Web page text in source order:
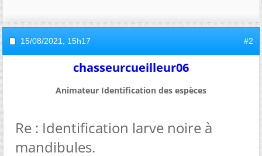
15/08/2021, 15h17 #2
chasseurcueilleur06
Animateur Identification des espèces
Re : Identification larve noire à
mandibules.